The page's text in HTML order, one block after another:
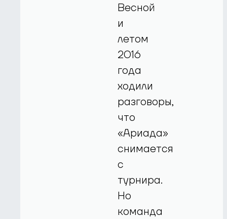
Весной
и
летом
2016
года
ходили
разговоры,
что
«Ариада»
снимается
с
турнира.
Но
команда